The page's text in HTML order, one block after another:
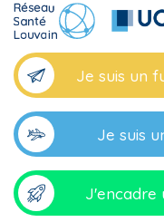
Je suis un
Je suis
J'encadre